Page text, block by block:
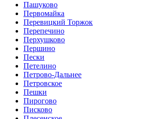
Пашуково
Первомайка
Перевицкий Торжок
Перепечино
Перхушково
Першино
Пески
Петелино
Петрово-Дальнее
Петровское
Пешки
Пирогово
Писково